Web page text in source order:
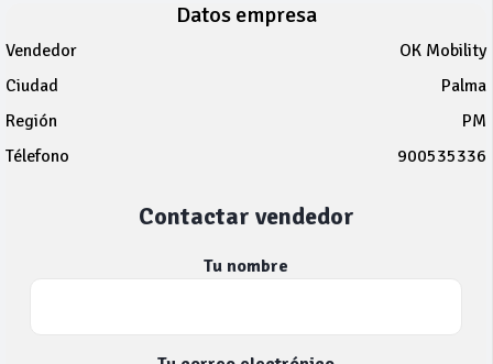
Datos empresa
Vendedor
OK Mobility
Ciudad
Palma
Región
PM
Télefono
900535336
Contactar vendedor
Tu nombre